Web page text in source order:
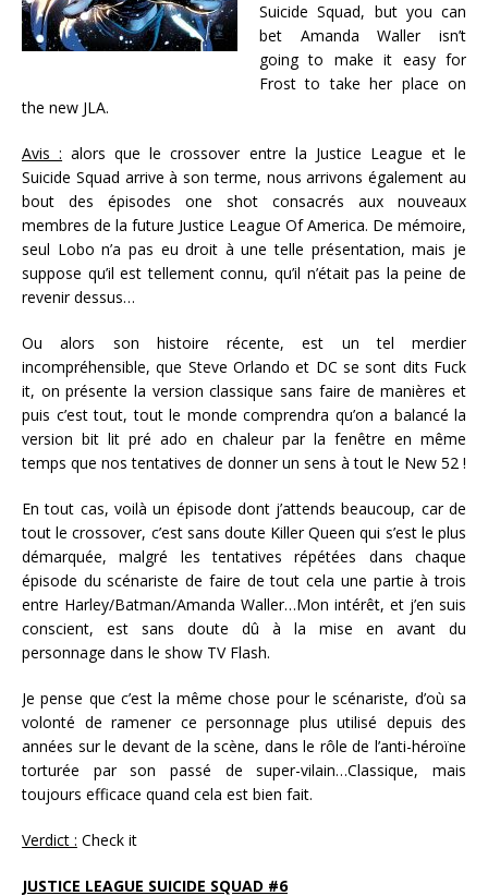
Suicide Squad, but you can
bet Amanda Waller isn’t
going to make it easy for
Frost to take her place on
the new JLA.
Avis : alors que le crossover entre la Justice League et le
Suicide Squad arrive à son terme, nous arrivons également au
bout des épisodes one shot consacrés aux nouveaux
membres de la future Justice League Of America. De mémoire,
seul Lobo n’a pas eu droit à une telle présentation, mais je
suppose qu’il est tellement connu, qu’il n’était pas la peine de
revenir dessus…
Ou alors son histoire récente, est un tel merdier
incompréhensible, que Steve Orlando et DC se sont dits Fuck
it, on présente la version classique sans faire de manières et
puis c’est tout, tout le monde comprendra qu’on a balancé la
version bit lit pré ado en chaleur par la fenêtre en même
temps que nos tentatives de donner un sens à tout le New 52 !
En tout cas, voilà un épisode dont j’attends beaucoup, car de
tout le crossover, c’est sans doute Killer Queen qui s’est le plus
démarquée, malgré les tentatives répétées dans chaque
épisode du scénariste de faire de tout cela une partie à trois
entre Harley/Batman/Amanda Waller…Mon intérêt, et j’en suis
conscient, est sans doute dû à la mise en avant du
personnage dans le show TV Flash.
Je pense que c’est la même chose pour le scénariste, d’où sa
volonté de ramener ce personnage plus utilisé depuis des
années sur le devant de la scène, dans le rôle de l’anti-héroïne
torturée par son passé de super-vilain…Classique, mais
toujours efficace quand cela est bien fait.
Verdict : Check it
JUSTICE LEAGUE SUICIDE SQUAD #6